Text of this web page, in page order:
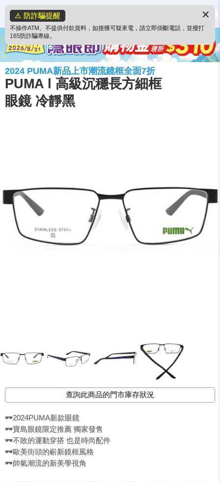
⚠️ 防詐騙提醒
不操作ATM、不提供付款資料，如接獲可疑來電，請立即掛斷電話，並撥打
165防詐騙專線。
✕
2024 PUMA新品上市潮流鏡框全面7折
PUMA l 高級沉穩長方細框
眼鏡 冷靜黑
查詢此商品的門市庫存狀況
🕶️2024PUMA新款眼鏡
🕶️寶島眼鏡限定推薦 獨家發售
🕶️不敗的運動穿搭 也是時尚配件
🕶️歐美街頭的嶄新鏡框風格
🕶️帥氣潮流的新美學視角